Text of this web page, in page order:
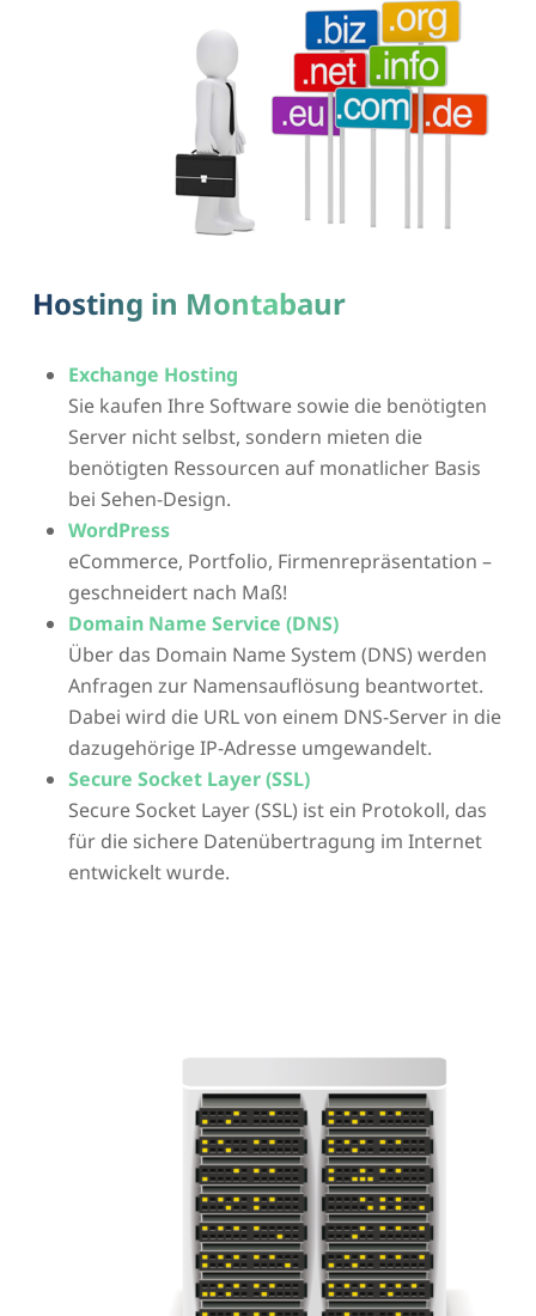
Hosting in Montabaur
Exchange Hosting
Sie kaufen Ihre Software sowie die benötigten
Server nicht selbst, sondern mieten die
benötigten Ressourcen auf monatlicher Basis
bei Sehen-Design.
WordPress
eCommerce, Portfolio, Firmenrepräsentation –
geschneidert nach Maß!
Domain Name Service (DNS)
Über das Domain Name System (DNS) werden
Anfragen zur Namensauflösung beantwortet.
Dabei wird die URL von einem DNS-Server in die
dazugehörige IP-Adresse umgewandelt.
Secure Socket Layer (SSL)
Secure Socket Layer (SSL) ist ein Protokoll, das
für die sichere Datenübertragung im Internet
entwickelt wurde.